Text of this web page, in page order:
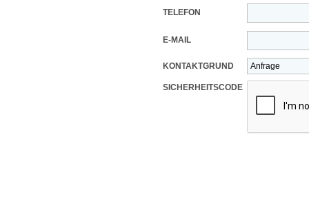
TELEFON
E-MAIL
KONTAKTGRUND
SICHERHEITSCODE